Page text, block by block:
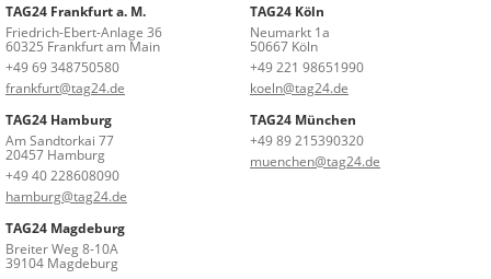
TAG24 Frankfurt a. M.
Friedrich-Ebert-Anlage 36
60325 Frankfurt am Main
+49 69 348750580
frankfurt@tag24.de
TAG24 Köln
Neumarkt 1a
50667 Köln
+49 221 98651990
koeln@tag24.de
TAG24 Hamburg
Am Sandtorkai 77
20457 Hamburg
+49 40 228608090
hamburg@tag24.de
TAG24 München
+49 89 215390320
muenchen@tag24.de
TAG24 Magdeburg
Breiter Weg 8-10A
39104 Magdeburg